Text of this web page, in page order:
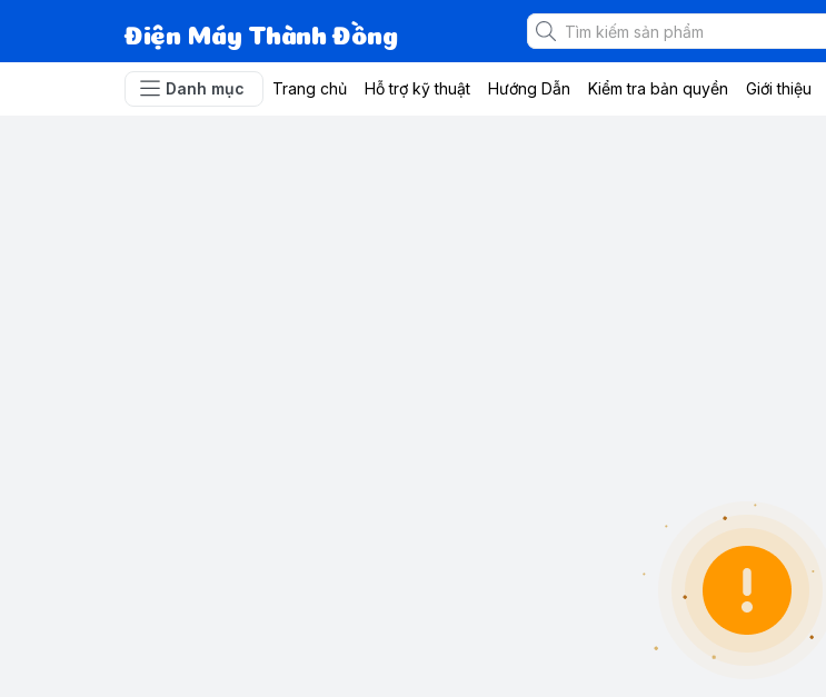
Điện Máy Thành Đồng
Danh mục Trang chủ Hỗ trợ kỹ thuật Hướng Dẫn Kiểm tra bản quyền Giới thiệu